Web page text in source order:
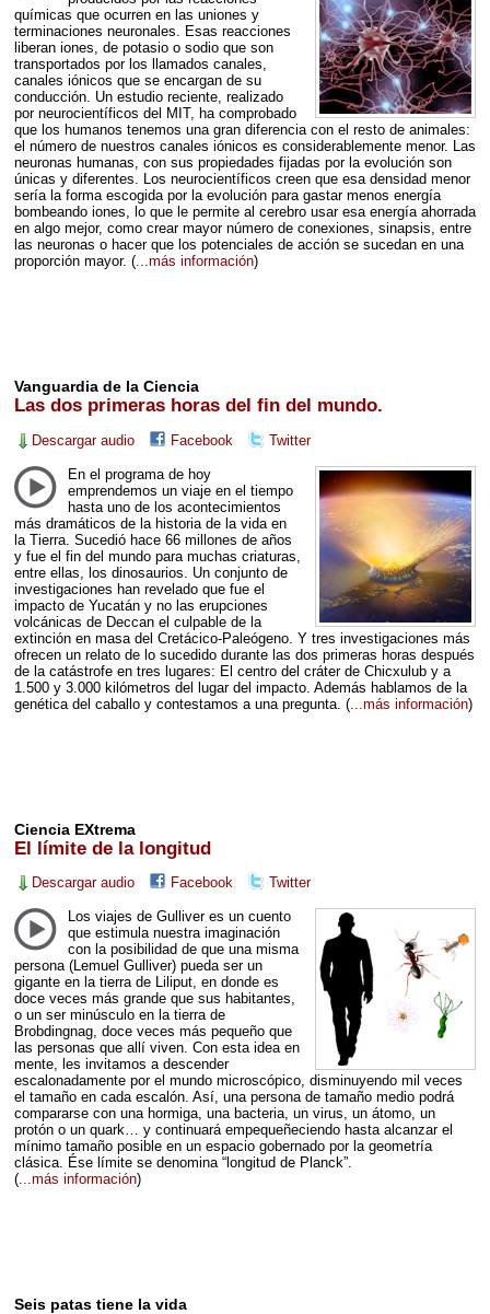
químicas que ocurren en las uniones y
terminaciones neuronales. Esas reacciones
liberan iones, de potasio o sodio que son
transportados por los llamados canales,
canales iónicos que se encargan de su
conducción. Un estudio reciente, realizado
por neurocientíficos del MIT, ha comprobado
que los humanos tenemos una gran diferencia con el resto de animales:
el número de nuestros canales iónicos es considerablemente menor. Las
neuronas humanas, con sus propiedades fijadas por la evolución son
únicas y diferentes. Los neurocientíficos creen que esa densidad menor
sería la forma escogida por la evolución para gastar menos energía
bombeando iones, lo que le permite al cerebro usar esa energía ahorrada
en algo mejor, como crear mayor número de conexiones, sinapsis, entre
las neuronas o hacer que los potenciales de acción se sucedan en una
proporción mayor. (...más información)
Vanguardia de la Ciencia
Las dos primeras horas del fin del mundo.
Descargar audio Facebook Twitter
En el programa de hoy
emprendemos un viaje en el tiempo
hasta uno de los acontecimientos
más dramáticos de la historia de la vida en
la Tierra. Sucedió hace 66 millones de años
y fue el fin del mundo para muchas criaturas,
entre ellas, los dinosaurios. Un conjunto de
investigaciones han revelado que fue el
impacto de Yucatán y no las erupciones
volcánicas de Deccan el culpable de la
extinción en masa del Cretácico-Paleógeno. Y tres investigaciones más
ofrecen un relato de lo sucedido durante las dos primeras horas después
de la catástrofe en tres lugares: El centro del cráter de Chicxulub y a
1.500 y 3.000 kilómetros del lugar del impacto. Además hablamos de la
genética del caballo y contestamos a una pregunta. (...más información)
Ciencia EXtrema
El límite de la longitud
Descargar audio Facebook Twitter
Los viajes de Gulliver es un cuento
que estimula nuestra imaginación
con la posibilidad de que una misma
persona (Lemuel Gulliver) pueda ser un
gigante en la tierra de Liliput, en donde es
doce veces más grande que sus habitantes,
o un ser minúsculo en la tierra de
Brobdingnag, doce veces más pequeño que
las personas que allí viven. Con esta idea en
mente, les invitamos a descender
escalonadamente por el mundo microscópico, disminuyendo mil veces
el tamaño en cada escalón. Así, una persona de tamaño medio podrá
compararse con una hormiga, una bacteria, un virus, un átomo, un
protón o un quark… y continuará empequeñeciendo hasta alcanzar el
mínimo tamaño posible en un espacio gobernado por la geometría
clásica. Ése límite se denomina “longitud de Planck”.
(...más información)
Seis patas tiene la vida